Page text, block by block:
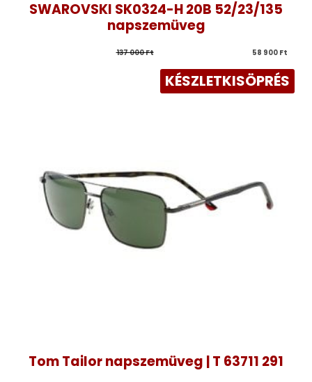
SWAROVSKI SK0324-H 20B 52/23/135
napszemüveg
137 000 Ft 58 900 Ft
KÉSZLETKISÖPRÉS
Tom Tailor napszemüveg | T 63711 291